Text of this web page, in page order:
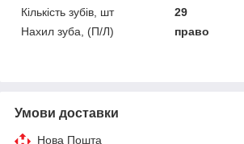
Кількість зубів, шт
29
Нахил зуба, (П/Л)
право
Умови доставки
Нова Пошта